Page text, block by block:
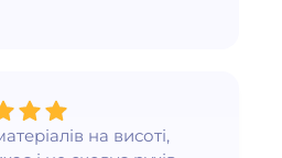
на висоті,